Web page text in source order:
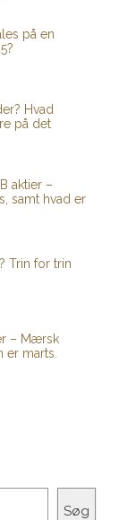
på en
Hvad
på det
aktier –
samt hvad er
Trin for trin
– Mærsk
er marts.
Søg